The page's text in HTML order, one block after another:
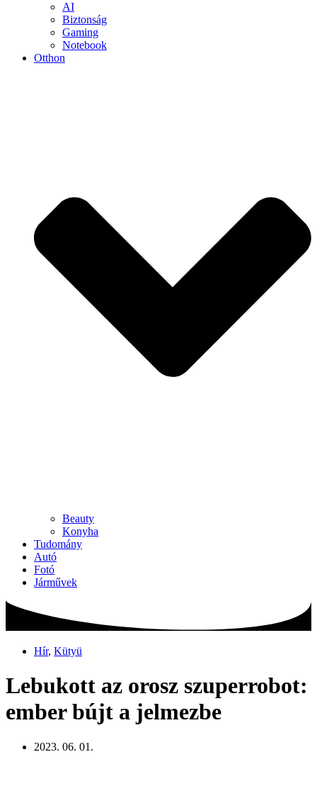
AI
Biztonság
Gaming
Notebook
Otthon
Beauty
Konyha
Tudomány
Autó
Fotó
Járművek
Hír, Kütyü
Lebukott az orosz szuperrobot:
ember bújt a jelmezbe
2023. 06. 01.